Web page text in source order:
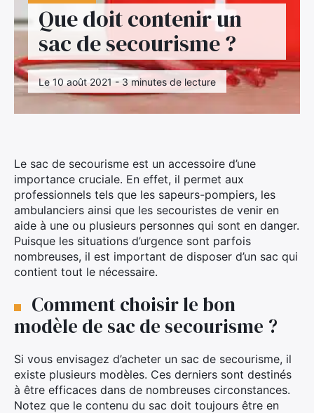
Que doit contenir un
sac de secourisme ?
Le 10 août 2021 - 3 minutes de lecture
Le sac de secourisme est un accessoire d’une
importance cruciale. En effet, il permet aux
professionnels tels que les sapeurs-pompiers, les
ambulanciers ainsi que les secouristes de venir en
aide à une ou plusieurs personnes qui sont en danger.
Puisque les situations d’urgence sont parfois
nombreuses, il est important de disposer d’un sac qui
contient tout le nécessaire.
Comment choisir le bon
modèle de sac de secourisme ?
Si vous envisagez d’acheter un sac de secourisme, il
existe plusieurs modèles. Ces derniers sont destinés
à être efficaces dans de nombreuses circonstances.
Notez que le contenu du sac doit toujours être en